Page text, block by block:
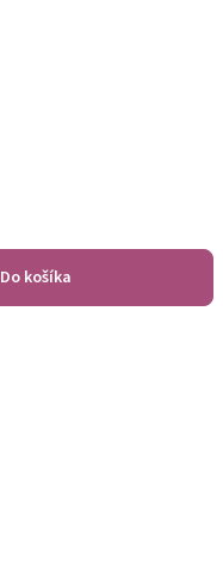
Do košíka